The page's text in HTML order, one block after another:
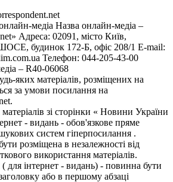
медіа Назва онлайн-медіа –
Адреса: 02091, місто Київ,
будинок 172-Б, офіс 208/1 E-mail:
Телефон: 044-205-43-00
– R40-06068
яких матеріалів, розміщених на
за умови посилання на
зі сторінки « Новини України
- видань - обов'язкове пряме
систем гіперпосилання .
розміщена в незалежності від
використання матеріалів.
для інтернет - видань) - повинна бути
або в першому абзаці